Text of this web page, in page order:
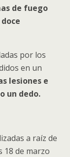
de fuego
por los
en un
lesiones e
un dedo.
a raíz de
18 de marzo